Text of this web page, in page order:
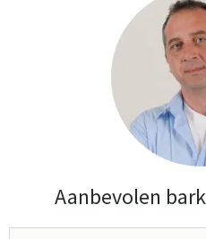
Aanbevolen